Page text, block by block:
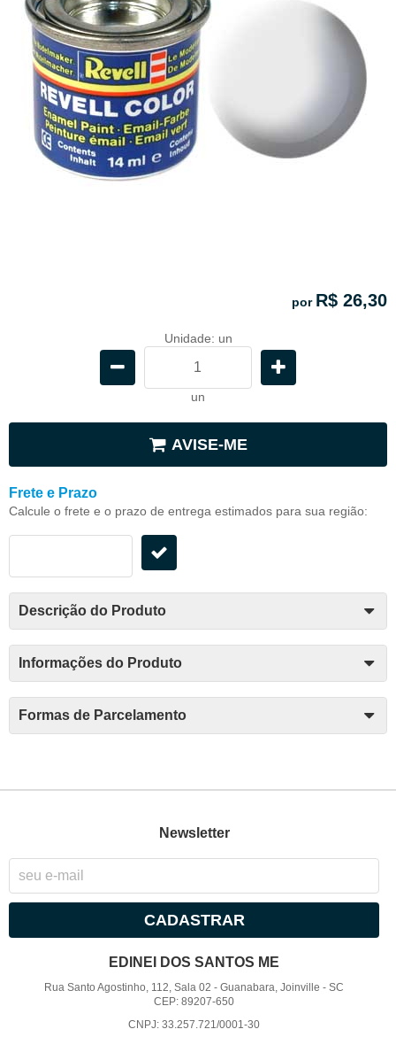
por R$ 26,30
Unidade: un
un
AVISE-ME
Frete e Prazo
Calcule o frete e o prazo de entrega estimados para sua região:
Descrição do Produto
Informações do Produto
Formas de Parcelamento
Newsletter
CADASTRAR
EDINEI DOS SANTOS ME
Rua Santo Agostinho, 112, Sala 02 -Guanabara, Joinville -SC
CEP: 89207-650
CNPJ: 33.257.721/0001-30